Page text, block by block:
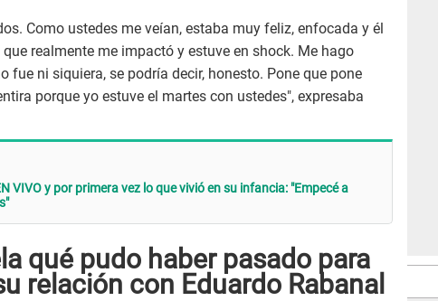
Como ustedes me veían, estaba muy feliz, enfocada y él
realmente me impactó y estuve en shock. Me hago
fue ni siquiera, se podría decir, honesto. Pone que pone
porque yo estuve el martes con ustedes", expresaba
VIVO y por primera vez lo que vivió en su infancia: "Empecé a
qué pudo haber pasado para
relación con Eduardo Rabanal